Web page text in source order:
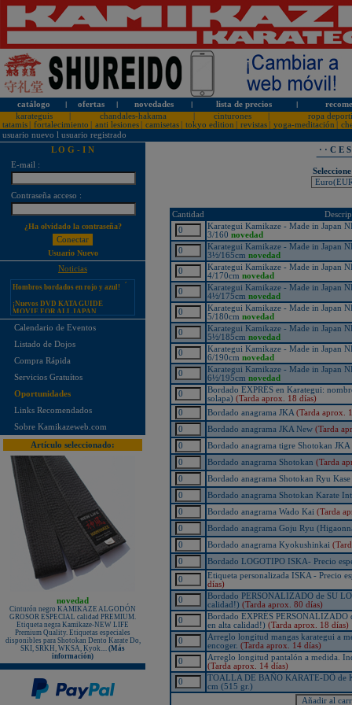
catálogo l ofertas l novedades l lista de precios l
karateguis
chandales-hakama cinturones
ropa
tatamis
fortalecimiento anti lesiones camisetas tokyo edition revistas yoga-meditación
usuario nuevo l usuario registrado
L O G - I N
E-mail :
Contraseña acceso :
¿Ha olvidado la contraseña?
Usuario Nuevo
Noticias
¡PERSONALICE LOS
KARATEGUIS KAMIKAZE CON
Tarifas especiales para clubes, dojos
y asociaciones
¡Nuevos catálogos de Kamikaze!
¡Nuevo karategui Kamikaze
Premier-Kata-WKF REVERSIBLE,
Hombros bordados en rojo y azul!
MOVIE FOR ALL JAPAN
KARATEDO SHOTOKAN TOKUI
KATA VOL. 1 + 2!
WKF Kumite REVERSIBLE,
LIFE SENSEI - hecho en Japón!
¡KAMIKAZE PROFESSIONAL
KOBUDO: La línea de productos
para expertos!
Nuevo karategui Kamikaze NEW
LIFE SHIHAN
¡Nueva Camiseta KAMIKAZE
especial Vintage Edition since 1987
- 35º Aniversario!
¡Nuevos Paos de golpeo PX
PROFESSIONAL XPERIENCE,
rojo-negro-blanco, de piel auténtica!
Protectores de pie KAMIKAZE
sueltos, homologados RFEK
¡Nuevas protecciones Kamikaze
Homologadas RFEK!
¡Nuevo Protector Femenino Karate
Shureido BodyGuard Ultra
Lightweight, WKF Approved!
¡Nuevo libro "ALL JAPAN
KARATEDO SHOTOKAN TOKUI
KATA vol.2" Federación Japonesa
de Karate!
¡Nuevo TONFA CUADRADO
KAMIKAZE PROFESSIONAL
KOBUDO!
¡Nuevo libro "SHOTOKAN
Kase-ha" por el maestro Taiji
KASE!
Calendario de Eventos
Listado de Dojos
Compra Rápida
Servicios Gratuítos
Oportunidades
Links Recomendados
Sobre Kamikazeweb.com
Artículo seleccionado:
novedad
Cinturón negro KAMIKAZE ALGODÓN
GROSOR ESPECIAL calidad PREMIUM.
Etiqueta negra Kamikaze-NEW LIFE
Premium Quality. Etiquetas especiales
disponibles para Shotokan Dento Karate Do,
SKI, SRKH, WKSA, Kyok.... (Más
información)
· · C E
Cantidad
Karategui Kamikaze - Made in Japan
3/160 novedad
Karategui Kamikaze - Made in Japan
3½/165cm novedad
Karategui Kamikaze - Made in Japan
4/170cm novedad
Karategui Kamikaze - Made in Japan
4½/175cm novedad
Karategui Kamikaze - Made in Japan
5/180cm novedad
Karategui Kamikaze - Made in Japan
5½/185cm novedad
Karategui Kamikaze - Made in Japan
6/190cm novedad
Karategui Kamikaze - Made in Japan
6½/195cm novedad
Bordado EXPRÉS en Karategui:
solapa) (Tarda aprox. 18 días)
Bordado anagrama JKA (Tarda aprox.
Bordado anagrama JKA New (Tarda
Bordado anagrama tigre Shotokan JKA
Bordado anagrama Shotokan (Tarda
Bordado anagrama Shotokan Ryu
Bordado anagrama Shotokan Karate
Bordado anagrama Wado Kai (Tarda
Bordado anagrama Goju Ryu
Bordado anagrama Kyokushinkai
Bordado LOGOTIPO ISKA- Precio
Etiqueta personalizada ISKA - Precio
días)
Bordado PERSONALIZADO de SU
calidad!) (Tarda aprox. 80 días)
Bordado EXPRÉS PERSONALIZADO
en alta calidad!) (Tarda aprox. 18 días)
Arreglo longitud mangas karategui a
encoger. (Tarda aprox. 14 días)
Arreglo longitud pantalón a medida.
(Tarda aprox. 14 días)
TOALLA DE BAÑO KARATE-DÔ de
cm (515 gr.)